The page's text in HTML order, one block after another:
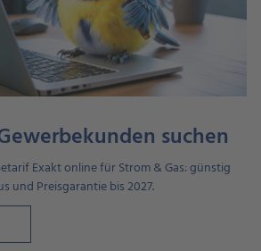
suchen
Exakt online für Strom & Gas: günstig
und Preisgarantie bis 2027.